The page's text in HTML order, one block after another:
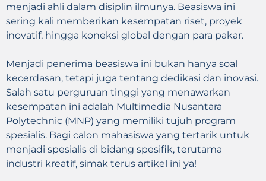
menjadi ahli dalam disiplin ilmunya. Beasiswa ini
sering kali memberikan kesempatan riset, proyek
inovatif, hingga koneksi global dengan para pakar.
Menjadi penerima beasiswa ini bukan hanya soal
kecerdasan, tetapi juga tentang dedikasi dan inovasi.
Salah satu perguruan tinggi yang menawarkan
kesempatan ini adalah Multimedia Nusantara
Polytechnic (MNP) yang memiliki tujuh program
spesialis. Bagi calon mahasiswa yang tertarik untuk
menjadi spesialis di bidang spesifik, terutama
industri kreatif, simak terus artikel ini ya!